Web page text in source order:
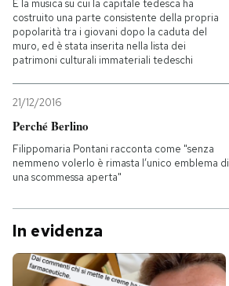
È la musica su cui la capitale tedesca ha
costruito una parte consistente della propria
popolarità tra i giovani dopo la caduta del
muro, ed è stata inserita nella lista dei
patrimoni culturali immateriali tedeschi
21/12/2016
Perché Berlino
Filippomaria Pontani racconta come "senza
nemmeno volerlo è rimasta l’unico emblema di
una scommessa aperta"
In evidenza